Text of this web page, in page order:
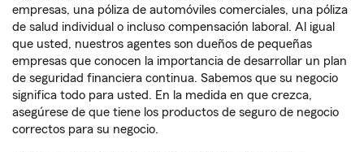
empresas, una póliza de automóviles comerciales, una póliza
de salud individual o incluso compensación laboral. Al igual
que usted, nuestros agentes son dueños de pequeñas
empresas que conocen la importancia de desarrollar un plan
de seguridad financiera continua. Sabemos que su negocio
significa todo para usted. En la medida en que crezca,
asegúrese de que tiene los productos de seguro de negocio
correctos para su negocio.